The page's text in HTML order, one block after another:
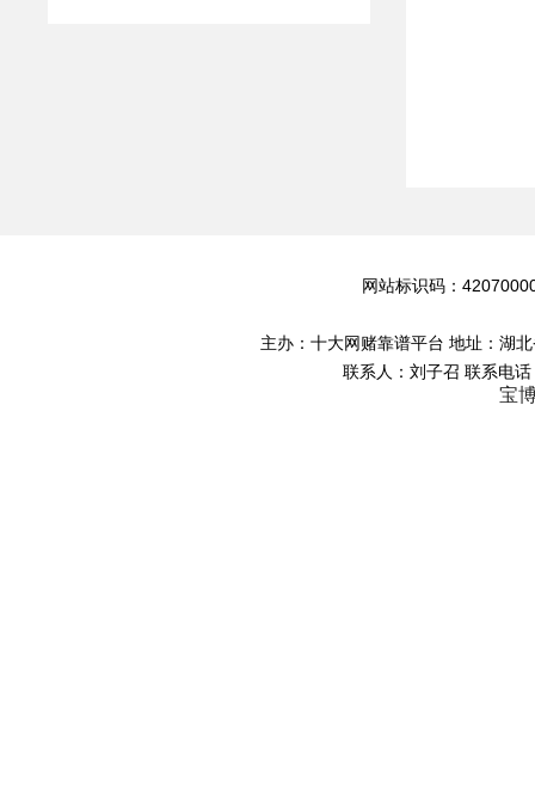
网站标识码：
主办：十大网赌靠谱平台 地址：湖
联系人：刘子召 联系电
宝